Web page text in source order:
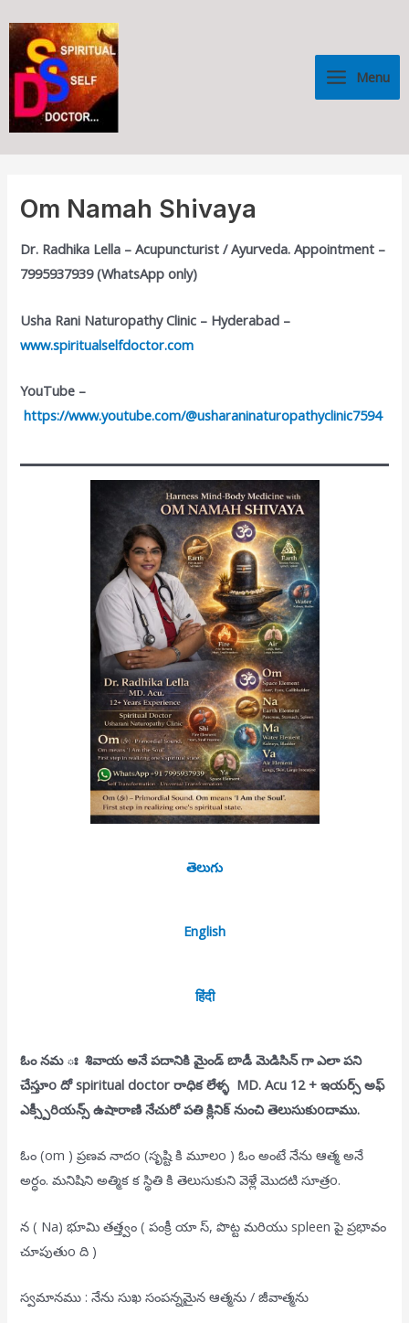
to
content
Menu
Menu
Om Namah Shivaya
Dr. Radhika Lella – Acupuncturist / Ayurveda. Appointment –
7995937939 (WhatsApp only)
Usha Rani Naturopathy Clinic – Hyderabad –
www.spiritualselfdoctor.com
YouTube –
https://www.youtube.com/@usharaninaturopathyclinic7594
తెలుగు
English
हिंदी
ఓం నమ ః శివాయ అనే పదానికి మైండ్ బాడీ మెడిసిన్ గా ఎలా పని
చేస్తూo దో spiritual doctor రాధిక లేళ్ళ MD. Acu 12 + ఇయర్స్ అఫ్
ఎక్స్పీరియన్స్ ఉషారాణి నేచురో పతి క్లినిక్ నుంచి తెలుసుకుoదాము.
ఓం (om ) ప్రణవ నాదo (సృష్టి కి మూలo ) ఓం అంటే నేను ఆత్మ అనే
అర్ధం. మనిషిని అత్మిక క స్థితి కి తెలుసుకుని వెళ్లే మొదటి సూత్రo.
న ( Na) భూమి తత్త్వం ( పంక్రీ యా స్, పొట్ట మరియు spleen పై ప్రభావం
చూపుతుo ది )
స్వమానము : నేను సుఖ సంపన్నమైన ఆత్మను / జీవాత్మను